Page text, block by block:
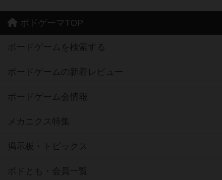
ボドゲーマTOP
ボードゲームを検索する
ボードゲームの新着レビュー
ボードゲーム会情報
メカニクス特集
掲示板・トピックス
ボドとも・会員一覧